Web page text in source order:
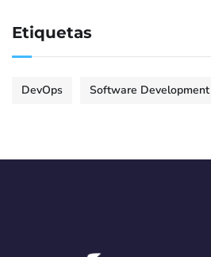
Etiquetas
DevOps Software Development